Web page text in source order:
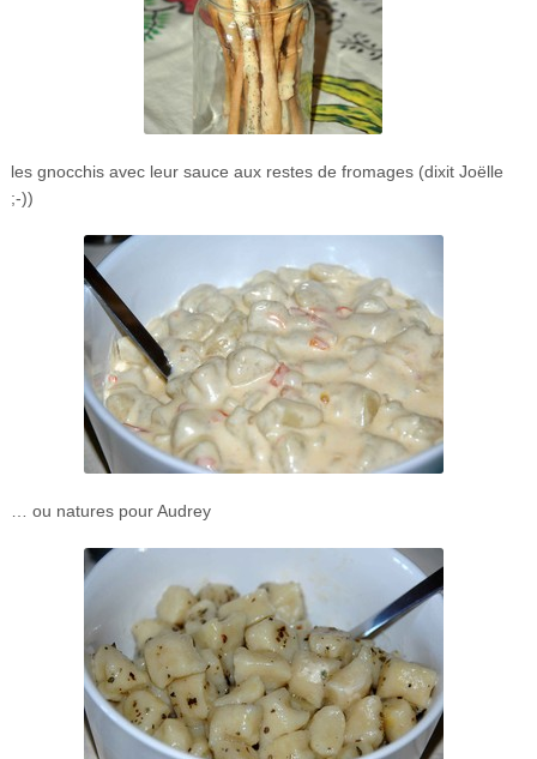
les gnocchis avec leur sauce aux restes de fromages (dixit Joëlle
;-))
… ou natures pour Audrey